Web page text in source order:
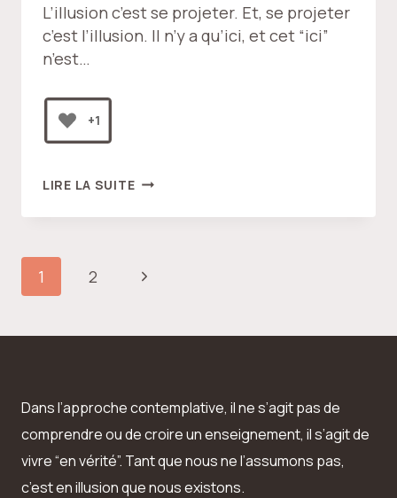
L’illusion c’est se projeter. Et, se projeter
c’est l’illusion. Il n’y a qu’ici, et cet “ici”
n’est…
+1
LIRE LA SUITEL’IMPOSSIBLE
Navigation
page
1 2
Page
Dans l’approche contemplative, il ne s’agit pas de
comprendre ou de croire un enseignement, il s’agit de
vivre “en vérité”. Tant que nous ne l’assumons pas,
c’est en illusion que nous existons.